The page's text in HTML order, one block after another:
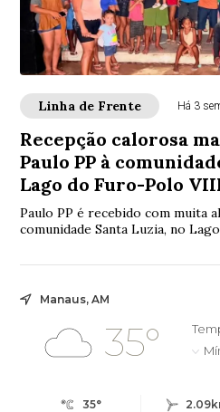
Linha de Frente Há 3
Recepção calorosa
Paulo PP à
Lago do Furo-Polo
Paulo PP é recebido com muita
comunidade Santa Luzia, no
Manaus, AM
35°
35°